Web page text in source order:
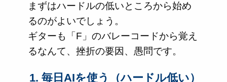
まずはハードルの低いところから始め
るのがよいでしょう。
ギターも「F」のバレーコードから覚え
るなんて、挫折の要因、愚問です。
1. 毎日AIを使う（ハードル低い）